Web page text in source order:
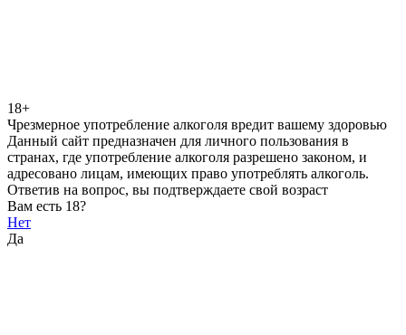
18+
Чрезмерное употребление алкоголя вредит вашему здоровью
Данный сайт предназначен для личного пользования в
странах, где употребление алкоголя разрешено законом, и
адресовано лицам, имеющих право употреблять алкоголь.
Ответив на вопрос, вы подтверждаете свой возраст
Вам есть 18?
Нет
Да